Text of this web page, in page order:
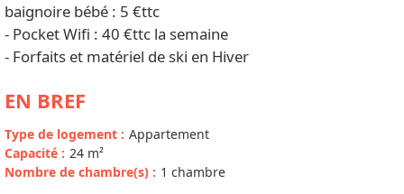
baignoire bébé : 5 €ttc
- Pocket Wifi : 40 €ttc la semaine
- Forfaits et matériel de ski en Hiver
EN BREF
Type de logement : Appartement
Capacité : 24 m²
Nombre de chambre(s) : 1 chambre